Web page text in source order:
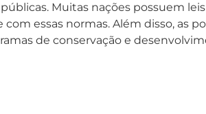
Muitas nações possuem
essas normas. Além disso, as
de conservação e